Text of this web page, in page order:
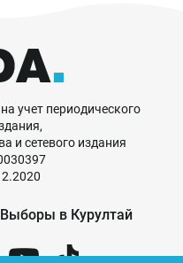
учет периодического
и сетевого издания
Выборы в Курултай